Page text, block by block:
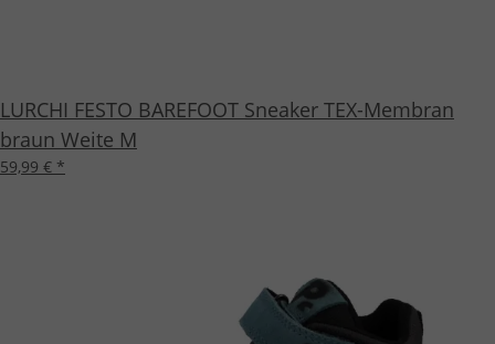
LURCHI FESTO BAREFOOT Sneaker TEX-Membran
braun Weite M
59,99 € *